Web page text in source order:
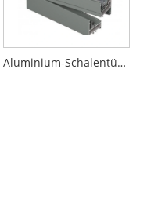
Aluminium-Schalentüren und -Fenster